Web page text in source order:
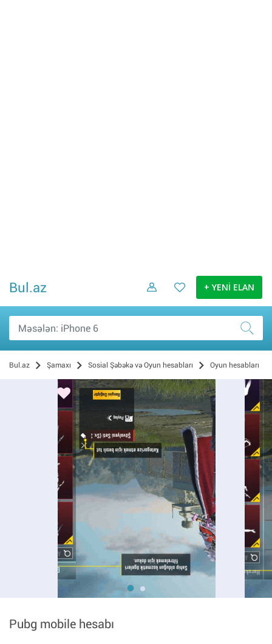
Bul.az + YENİ ELAN
Bul.az Şamaxı Sosial Şəbəkə və Oyun hesabları Oyun hesabları
Pubg mobile hesabı